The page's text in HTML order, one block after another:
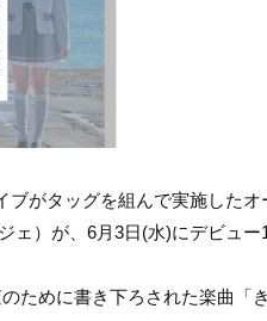
がタッグを組んで実施した
）が、6月3日(水)にデビュ
ために書き下ろされた楽曲「